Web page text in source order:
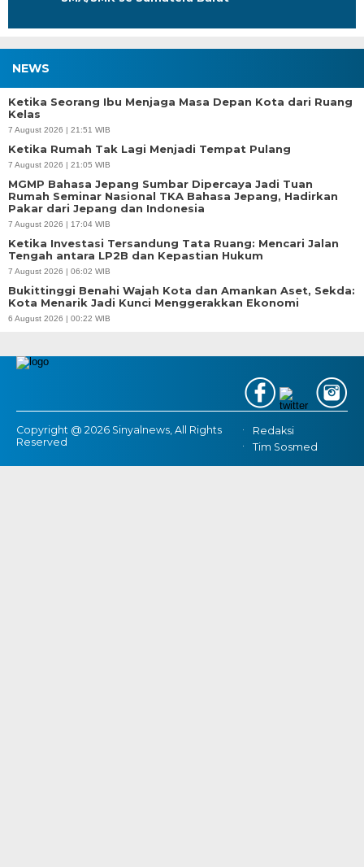
NEWS
Ketika Seorang Ibu Menjaga Masa Depan Kota dari Ruang
Kelas
7 August 2026 | 21:51 WIB
Ketika Rumah Tak Lagi Menjadi Tempat Pulang
7 August 2026 | 21:05 WIB
MGMP Bahasa Jepang Sumbar Dipercaya Jadi Tuan
Rumah Seminar Nasional TKA Bahasa Jepang, Hadirkan
Pakar dari Jepang dan Indonesia
7 August 2026 | 17:04 WIB
Ketika Investasi Tersandung Tata Ruang: Mencari Jalan
Tengah antara LP2B dan Kepastian Hukum
7 August 2026 | 06:02 WIB
Bukittinggi Benahi Wajah Kota dan Amankan Aset, Sekda:
Kota Menarik Jadi Kunci Menggerakkan Ekonomi
6 August 2026 | 00:22 WIB
Copyright @ 2026 Sinyalnews, All Rights
Reserved
Redaksi
Tim Sosmed